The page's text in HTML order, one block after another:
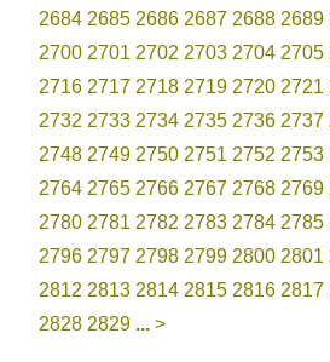
2684 2685 2686 2687 2688 2689
2700 2701 2702 2703 2704 2705
2716 2717 2718 2719 2720 2721
2732 2733 2734 2735 2736 2737
2748 2749 2750 2751 2752 2753
2764 2765 2766 2767 2768 2769
2780 2781 2782 2783 2784 2785
2796 2797 2798 2799 2800 2801
2812 2813 2814 2815 2816 2817
2828 2829 ... >